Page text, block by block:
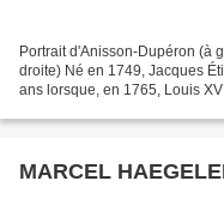
Portrait d'Anisson-Dupéron (à
droite) Né en 1749, Jacques
ans lorsque, en 1765, Louis
MARCEL